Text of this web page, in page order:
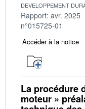
DEVELOPPEMENT
Rapport: avr. 2025
n°015725-01
Accéder à la notice
La procédure
moteur »